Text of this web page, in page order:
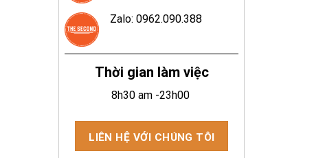
Zalo: 0962.090.388
Thời gian làm việc
8h30 am -23h00
LIÊN HỆ VỚI CHÚNG TÔI